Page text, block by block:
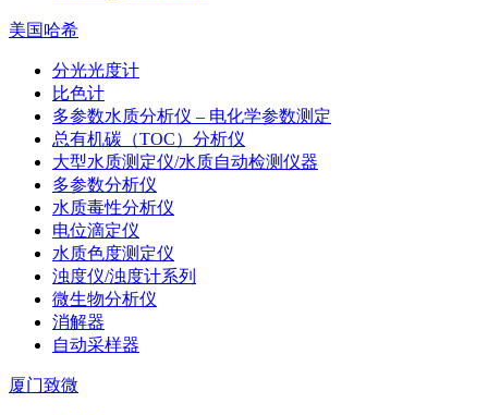
美国哈希
分光光度计
比色计
多参数水质分析仪 – 电化学参数测定
总有机碳（TOC）分析仪
大型水质测定仪/水质自动检测仪器
多参数分析仪
水质毒性分析仪
电位滴定仪
水质色度测定仪
浊度仪/浊度计系列
微生物分析仪
消解器
自动采样器
厦门致微